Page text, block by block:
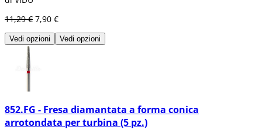
11,29 € 7,90 €
Vedi opzioni Vedi opzioni
852.FG - Fresa diamantata a forma conica
arrotondata per turbina (5 pz.)